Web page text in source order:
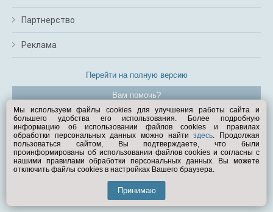
Партнерство
Реклама
Перейти на полную версию
Вам помочь?
© Exist.ru 1998—2026
Мы используем файлы cookies для улучшения работы сайта и
большего удобства его использования. Более подробную
информацию об использовании файлов cookies и правилах
обработки персональных данных можно найтиздесь. Продолжая
пользоваться сайтом, Вы подтверждаете, что были
проинформированы об использовании файлов cookies и согласны с
нашими правилами обработки персональных данных. Вы можете
отключить файлы cookies в настройках Вашего браузера.
Принимаю